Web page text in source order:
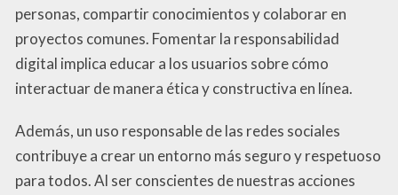
personas, compartir conocimientos y colaborar en
proyectos comunes. Fomentar la responsabilidad
digital implica educar a los usuarios sobre cómo
interactuar de manera ética y constructiva en línea.
Además, un uso responsable de las redes sociales
contribuye a crear un entorno más seguro y respetuoso
para todos. Al ser conscientes de nuestras acciones